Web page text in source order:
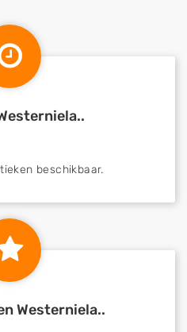
beschikbaar.
Westerniela..